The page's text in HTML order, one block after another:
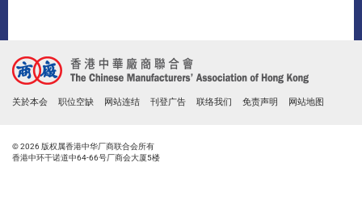
关於本会 职位空缺 网站连结 刊登广告 联络我们 免责声明 网站地图
© 2026 版权属香港中华厂商联合会所有
香港中环干诺道中64-66号厂商会大厦5楼